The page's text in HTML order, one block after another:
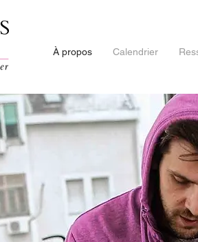
À propos Calendrier